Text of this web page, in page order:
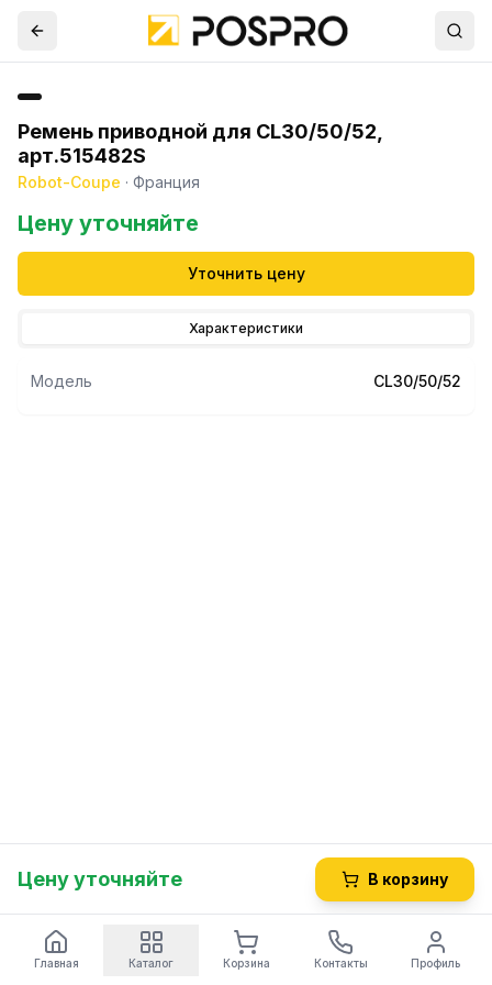
Ремень приводной для CL30/50/52,
арт.515482S
Robot-Coupe · Франция
Цену уточняйте
Уточнить цену
Характеристики
Модель CL30/50/52
Цену уточняйте В корзину
Главная Каталог Корзина Контакты Профиль